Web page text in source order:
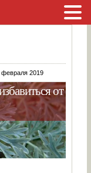
февраля 2019
от